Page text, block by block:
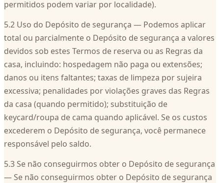
permitidos podem variar por localidade).
5.2 Uso do Depósito de segurança — Podemos aplicar
total ou parcialmente o Depósito de segurança a valores
devidos sob estes Termos de reserva ou as Regras da
casa, incluindo: hospedagem não paga ou extensões;
danos ou itens faltantes; taxas de limpeza por sujeira
excessiva; penalidades por violações graves das Regras
da casa (quando permitido); substituição de
keycard/roupa de cama quando aplicável. Se os custos
excederem o Depósito de segurança, você permanece
responsável pelo saldo.
5.3 Se não conseguirmos obter o Depósito de segurança
— Se não conseguirmos obter o Depósito de segurança